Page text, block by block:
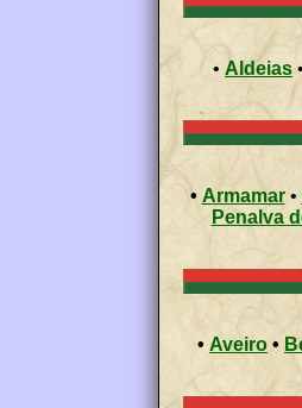
• Aldeias •
• Armamar•
Penalva
• Aveiro •